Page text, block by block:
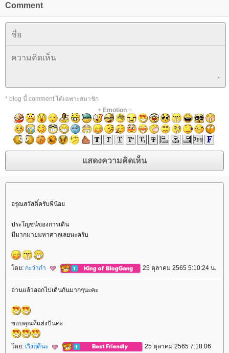
Comment
* blog นี้ comment ได้เฉพาะสมาชิก
+ Emotion+
อรุณสวัสดิ์ครับพี่น้อ
ประโญชน์ของการเดิน
มีมากมายมหาศาลเลยนะครับ
ดย: กะว่าก๋า 25 ตุลาคม 2565 5:10:24 น.
อ่านแล้วออกไปเดินกันมากๆนะคะ
ขอบคุณที่แย่งปันค่ะ
ดย: เริงฤดีนะ
25 ตุลาคม 2565 7:18:06